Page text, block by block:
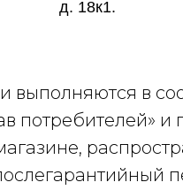
д. 18к1.
выполняются в
потребителей» и